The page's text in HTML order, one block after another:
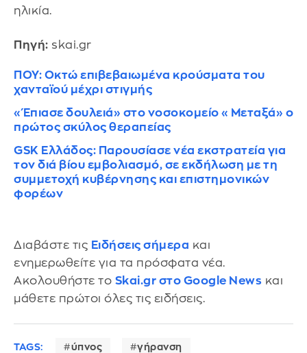
ηλικία.
Πηγή: skai.gr
ΠΟΥ: Οκτώ επιβεβαιωμένα κρούσματα του
χανταϊού μέχρι στιγμής
«Έπιασε δουλειά» στο νοσοκομείο «Μεταξά» ο
πρώτος σκύλος θεραπείας
GSK Ελλάδος: Παρουσίασε νέα εκστρατεία για
τον διά βίου εμβολιασμό, σε εκδήλωση με τη
συμμετοχή κυβέρνησης και επιστημονικών
φορέων
Διαβάστε τις Ειδήσεις σήμερα και
ενημερωθείτε για τα πρόσφατα νέα.
Ακολουθήστε το Skai.gr στο Google News και
μάθετε πρώτοι όλες τις ειδήσεις.
TAGS: ύπνος γήρανση